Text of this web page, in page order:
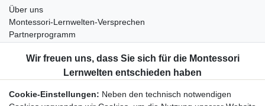
Über uns
Montessori-Lernwelten-Versprechen
Partnerprogramm
Bestellung widerrufen
Datenschutzerklärung
AGB
Cookie-Einstellungen: Neben den technisch notwendigen